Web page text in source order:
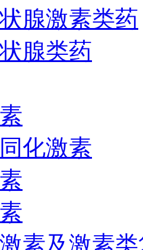
腺激素类药
腺类药
化激素
素及激素